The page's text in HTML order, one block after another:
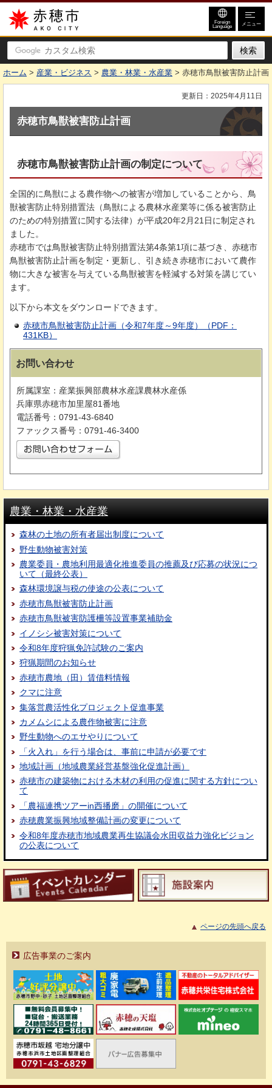
赤穂市
Foreign
Language メニュー
ホーム > 産業・ビジネス > 農業・林業・水産業 > 赤穂市鳥獣被害防止計画
更新日：2025年4月11日
赤穂市鳥獣被害防止計画
赤穂市鳥獣被害防止計画の制定について
全国的に鳥獣による農作物への被害が増加していることから、鳥
獣被害防止特別措置法（鳥獣による農林水産業等に係る被害防止
のための特別措置に関する法律）が平成20年2月21日に制定され
ました。
赤穂市では鳥獣被害防止特別措置法第4条第1項に基づき、赤穂市
鳥獣被害防止計画を制定・更新し、引き続き赤穂市において農作
物に大きな被害を与えている鳥獣被害を軽減する対策を講じてい
ます。
以下から本文をダウンロードできます。
赤穂市鳥獣被害防止計画（令和7年度～9年度）（PDF：
431KB）
お問い合わせ
所属課室：産業振興部農林水産課農林水産係
兵庫県赤穂市加里屋81番地
電話番号：0791-43-6840
ファックス番号：0791-46-3400
農業・林業・水産業
森林の土地の所有者届出制度について
野生動物被害対策
農業委員・農地利用最適化推進委員の推薦及び応募の状況につ
いて（最終公表）
森林環境譲与税の使途の公表について
赤穂市鳥獣被害防止計画
赤穂市鳥獣被害防護柵等設置事業補助金
イノシシ被害対策について
令和8年度狩猟免許試験のご案内
狩猟期間のお知らせ
赤穂市農地（田）賃借料情報
クマに注意
集落営農活性化プロジェクト促進事業
カメムシによる農作物被害に注意
野生動物へのエサやりについて
「火入れ」を行う場合は、事前に申請が必要です
地域計画（地域農業経営基盤強化促進計画）
赤穂市の建築物における木材の利用の促進に関する方針につい
て
「農福連携ツアーin西播磨」の開催について
赤穂農業振興地域整備計画の変更について
令和8年度赤穂市地域農業再生協議会水田収益力強化ビジョン
の公表について
ページの先頭へ戻る
広告事業のご案内